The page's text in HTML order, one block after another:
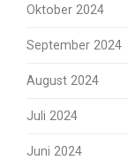
Oktober 2024
September 2024
August 2024
Juli 2024
Juni 2024